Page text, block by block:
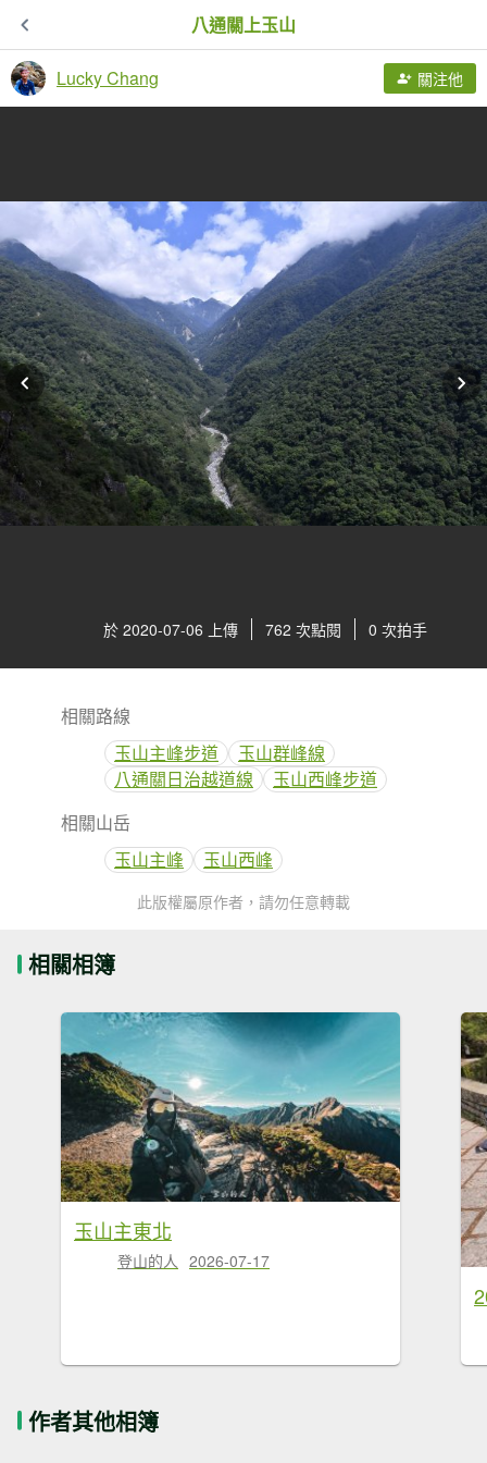
八通關上玉山
Lucky Chang 關注他
於 2020-07-06 上傳 762 次點閱 0 次拍手
相關路線
玉山主峰步道
玉山群峰線
八通關日治越道線
玉山西峰步道
相關山岳
玉山主峰
玉山西峰
此版權屬原作者，請勿任意轉載
相關相簿
玉山主東北
登山的人 2026-07-17
作者其他相簿